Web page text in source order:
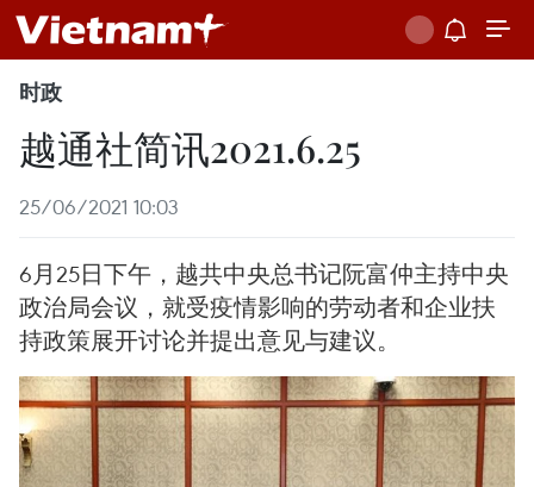
时政
越通社简讯2021.6.25
25/06/2021 10:03
6月25日下午，越共中央总书记阮富仲主持中央
政治局会议，就受疫情影响的劳动者和企业扶
持政策展开讨论并提出意见与建议。